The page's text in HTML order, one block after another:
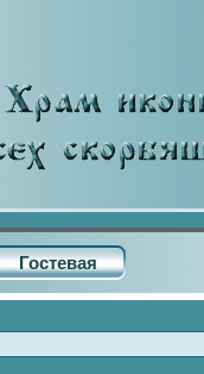
Гостевая